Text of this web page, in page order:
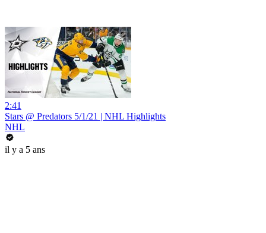
2:41
Stars @ Predators 5/1/21 | NHL Highlights
NHL
il y a 5 ans